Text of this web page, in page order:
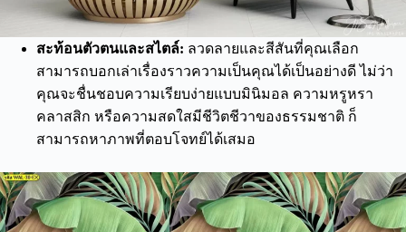
สะท้อนตัวตนและสไตล์: ลวดลายและสีสันที่คุณเลือก
สามารถบอกเล่าเรื่องราวความเป็นคุณได้เป็นอย่างดี ไม่ว่า
คุณจะชื่นชอบความเรียบง่ายแบบมินิมอล ความหรูหรา
คลาสสิก หรือความสดใสมีชีวิตชีวาของธรรมชาติ ก็
สามารถหาภาพที่ตอบโจทย์ได้เสมอ